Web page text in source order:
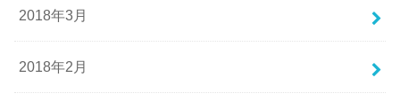
2018年3月
2018年2月